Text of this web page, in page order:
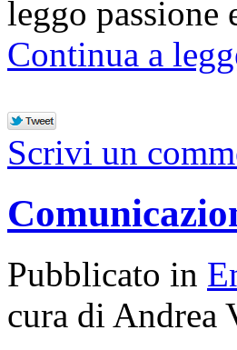
leggo
Continua a
Scrivi un
Pubblicato in
cura di Andrea